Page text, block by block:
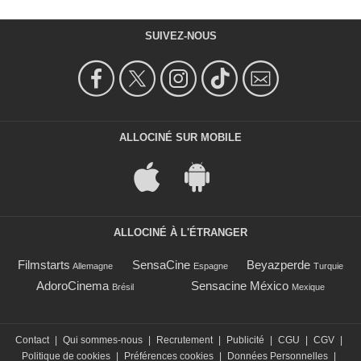
SUIVEZ-NOUS
ALLOCINÉ SUR MOBILE
ALLOCINÉ À L'ÉTRANGER
Filmstarts Allemagne SensaCine Espagne Beyazperde Turquie
AdoroCinema Brésil Sensacine México Mexique
Contact | Qui sommes-nous | Recrutement | Publicité | CGU | CGV |
Politique de cookies | Préférences cookies | Données Personnelles |